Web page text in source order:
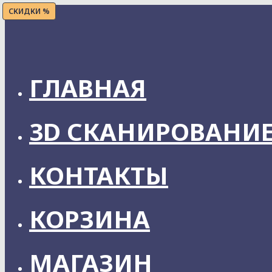
Skip
ГЛАВНАЯ
3D
КОНТАКТЫ
КОРЗИНА
МАГАЗИН
СКИДКИ %